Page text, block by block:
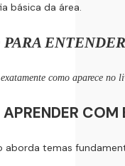
básica da área.
PARA
como aparece no
COM
aborda temas